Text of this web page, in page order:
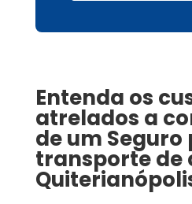
Entenda os
atrelados a
de um Seguro
transporte de